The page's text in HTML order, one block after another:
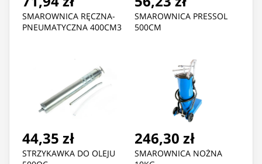
SMAROWNICA RĘCZNA-
PNEUMATYCZNA 400CM3
SMAROWNICA PRESSOL
500CM
44,35 zł
STRZYKAWKA DO OLEJU
246,30 zł
SMAROWNICA NOŻNA